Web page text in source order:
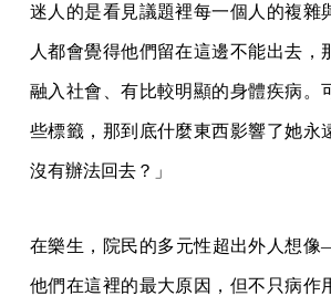
迷人的是看見議題裡每一個人的複雜
人都會覺得他們留在這邊不能出去，
融入社會、有比較明顯的身體疾病。
些標籤，那到底什麼東西影響了她永
沒有辦法回去？」
在樂生，院民的多元性超出外人想
他們在這裡的最大原因，但不只病作